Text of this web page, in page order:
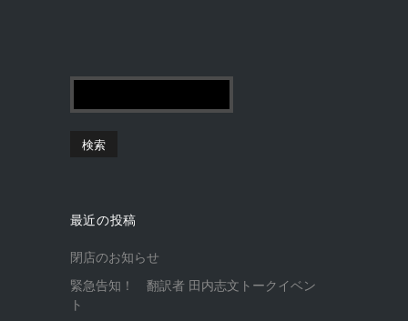
最近の投稿
閉店のお知らせ
緊急告知！ 翻訳者 田内志文トークイベン
ト